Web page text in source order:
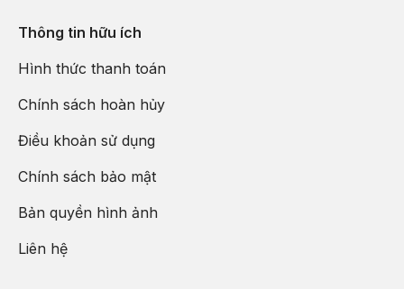
Thông tin hữu ích
Hình thức thanh toán
Chính sách hoàn hủy
Điều khoản sử dụng
Chính sách bảo mật
Bản quyền hình ảnh
Liên hệ